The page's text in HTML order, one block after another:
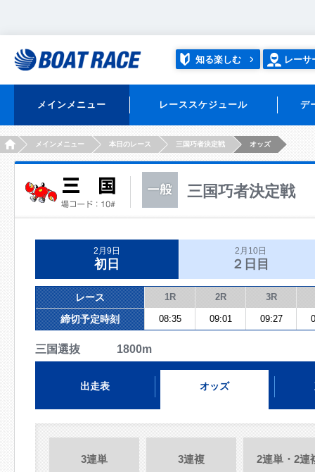
知る楽しむ レーサ
メインメニュー レーススケジュール デ
HOMEメインメニュー 本日のレース 三国巧者決定戦 オッズ
三国巧者決定戦
2月9日
初日
2月10日
２日目
レース 1R 2R 3R
締切予定時刻 08:35 09:01 09:27
三国選抜 1800m
出走表 オッズ
3連単 3連複 2連単・2連